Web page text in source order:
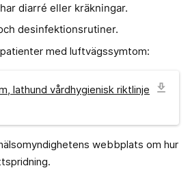
diarré eller kräkningar.
desinfektionsrutiner.
med luftvägssymtom:
lathund vårdhygienisk riktlinje download
webbplats om hur